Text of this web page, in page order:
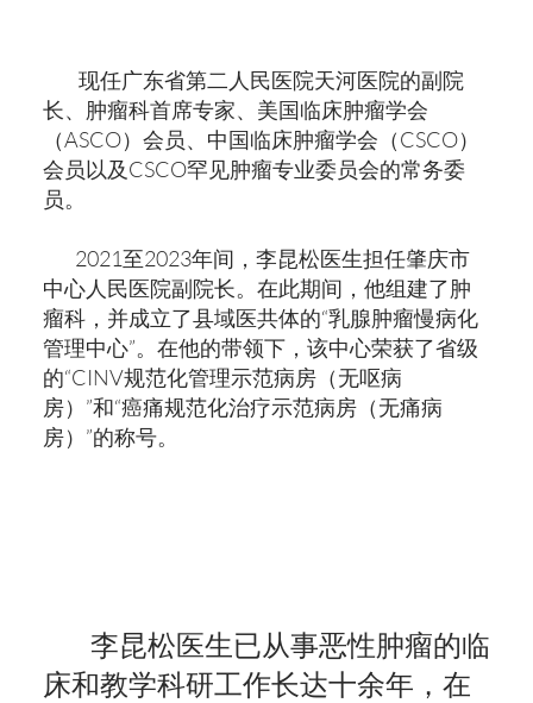
现任广东省第二人民医院天河医院的副院
长、肿瘤科首席专家、美国临床肿瘤学会
（ASCO）会员、中国临床肿瘤学会（CSCO）
会员以及CSCO罕见肿瘤专业委员会的常务委
员。
2021至2023年间，李昆松医生担任肇庆市
中心人民医院副院长。在此期间，他组建了肿
瘤科，并成立了县域医共体的“乳腺肿瘤慢病化
管理中心”。在他的带领下，该中心荣获了省级
的“CINV规范化管理示范病房（无呕病
房）”和“癌痛规范化治疗示范病房（无痛病
房）”的称号。
李昆松医生已从事恶性肿瘤的临
床和教学科研工作长达十余年，在